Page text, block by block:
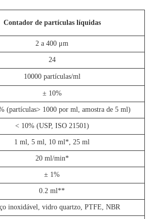
Contador de partículas líquidas
2 a 400 μm
24
10000 partículas/ml
± 10%
(partículas> 1000 por ml, amostra de 5 ml)
< 10% (USP, ISO 21501)
1 ml, 5 ml, 10 ml*, 25 ml
20 ml/min*
± 1%
0.2 ml**
inoxidável, vidro quartzo, PTFE, NBR